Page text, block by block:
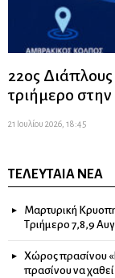
22ος
τριήμερο
21 Ιουλίου 2026, 18:45
ΤΕΛΕΥΤΑΊΑ ΝΈΑ
Μαρτυρική
Τριήμερο 7,8,9
Χώρος πρασίνου
πρασίνου να χαθεί